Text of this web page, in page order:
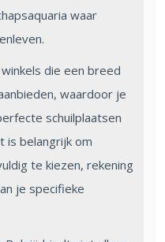
waar
die een breed
waardoor je
schuilplaatsen
is belangrijk om
te kiezen, rekening
je specifieke